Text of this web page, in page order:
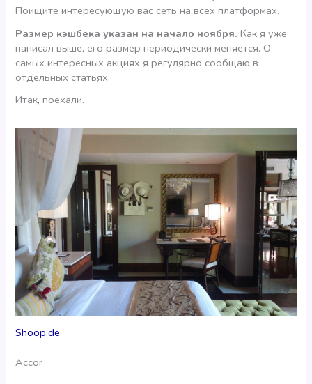
Поищите интересующую вас сеть на всех платформах.
Размер кэшбека указан на начало ноября. Как я уже
написал выше, его размер периодически меняется. О
самых интересных акциях я регулярно сообщаю в
отдельных статьях.
Итак, поехали.
Shoop.de
Accor